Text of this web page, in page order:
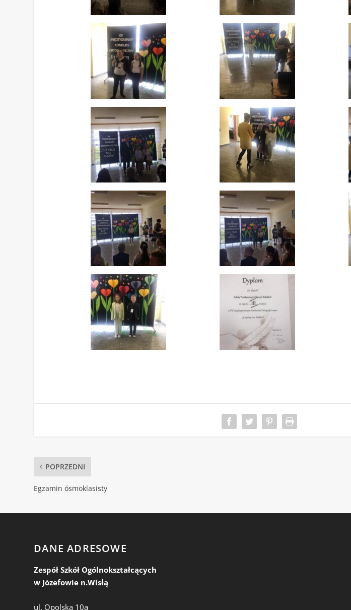
POPRZEDNI
Egzamin ósmoklasisty
DANE ADRESOWE
Zespół Szkół Ogólnokształcących
w Józefowie n.Wisłą
ul. Opolska 10a